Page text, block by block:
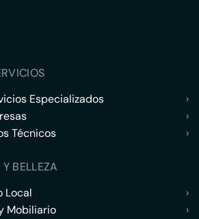
Especializados
›
›
Técnicos
›
BELLEZA
Local
›
Mobiliario
›